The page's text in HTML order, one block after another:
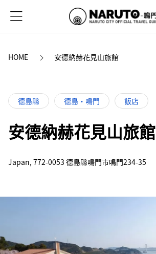
HOME 安德納赫花見山旅館
德島縣 德島・鳴門 飯店
安德納赫花見山旅館
Japan, 772-0053 德島縣鳴門市鳴門234-35